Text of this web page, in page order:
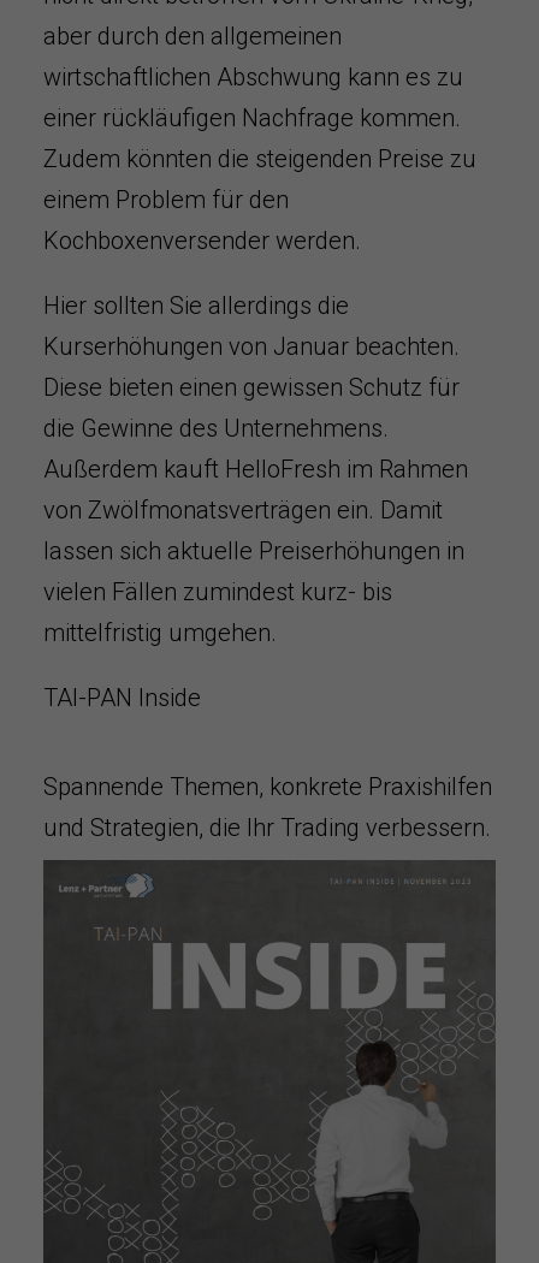
aber durch den allgemeinen
wirtschaftlichen Abschwung kann es zu
einer rückläufigen Nachfrage kommen.
Zudem könnten die steigenden Preise zu
einem Problem für den
Kochboxenversender werden.
Hier sollten Sie allerdings die
Kurserhöhungen von Januar beachten.
Diese bieten einen gewissen Schutz für
die Gewinne des Unternehmens.
Außerdem kauft HelloFresh im Rahmen
von Zwölfmonatsverträgen ein. Damit
lassen sich aktuelle Preiserhöhungen in
vielen Fällen zumindest kurz- bis
mittelfristig umgehen.
TAI-PAN Inside
Spannende Themen, konkrete Praxishilfen
und Strategien, die Ihr Trading verbessern.